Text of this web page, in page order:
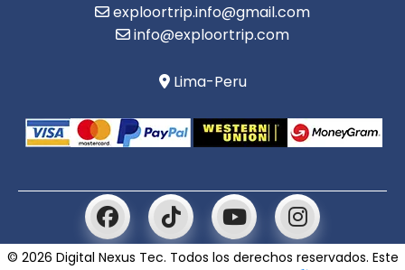
exploortrip.info@gmail.com
info@exploortrip.com
Lima-Peru
© 2026 Digital Nexus Tec. Todos los derechos reservados. Este